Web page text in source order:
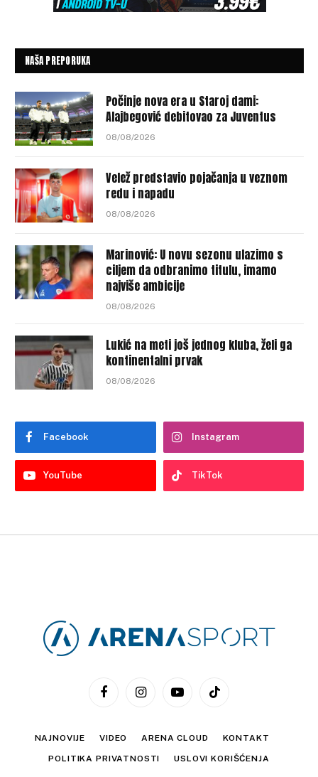
NAŠA PREPORUKA
Počinje nova era u Staroj dami:
Alajbegović debitovao za Juventus
08/08/2026
Velež predstavio pojačanja u veznom
redu i napadu
08/08/2026
Marinović: U novu sezonu ulazimo s
ciljem da odbranimo titulu, imamo
najviše ambicije
08/08/2026
Lukić na meti još jednog kluba, želi ga
kontinentalni prvak
08/08/2026
Facebook Instagram
YouTube TikTok
FacebookInstagramYouTubeTikTok
NAJNOVIJE VIDEO ARENA CLOUD KONTAKT
POLITIKA PRIVATNOSTI USLOVI KORIŠĆENJA